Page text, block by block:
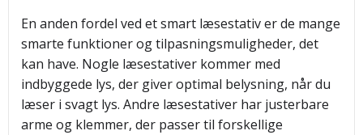
En anden fordel ved et smart læsestativ er de mange
smarte funktioner og tilpasningsmuligheder, det
kan have. Nogle læsestativer kommer med
indbyggede lys, der giver optimal belysning, når du
læser i svagt lys. Andre læsestativer har justerbare
arme og klemmer, der passer til forskellige